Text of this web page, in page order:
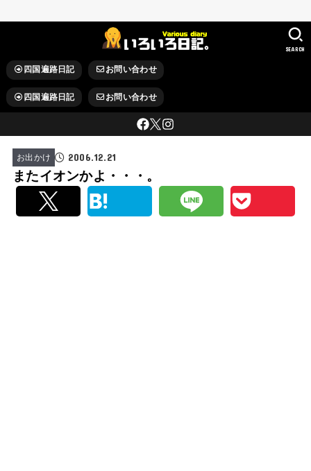
四国遍路日記 お問い合わせ
四国遍路日記 お問い合わせ
SEARCH
お出かけ 2006.12.21
またイオンかよ・・・。